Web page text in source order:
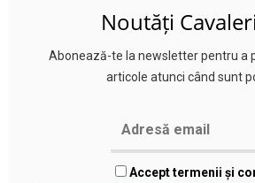
Noutăți
Abonează-te la newsletter pentru a
articole atunci când sunt
Accept termenii și